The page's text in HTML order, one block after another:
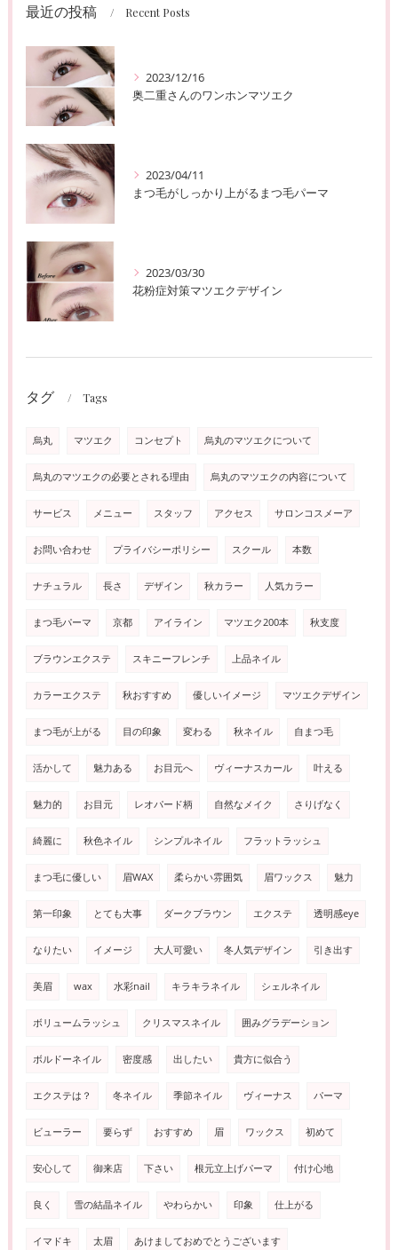
最近の投稿 Recent Posts
2023/12/16
奥二重さんのワンホンマツエク
2023/04/11
まつ毛がしっかり上がるまつ毛パーマ
2023/03/30
花粉症対策マツエクデザイン
タグ Tags
烏丸 マツエク コンセプト 烏丸のマツエクについて
烏丸のマツエクの必要とされる理由 烏丸のマツエクの内容について
サービス メニュー スタッフ アクセス サロンコスメーア
お問い合わせ プライバシーポリシー スクール 本数
ナチュラル 長さ デザイン 秋カラー 人気カラー
まつ毛パーマ 京都 アイライン マツエク200本 秋支度
ブラウンエクステ スキニーフレンチ 上品ネイル
カラーエクステ 秋おすすめ 優しいイメージ マツエクデザイン
まつ毛が上がる 目の印象 変わる 秋ネイル 自まつ毛
活かして 魅力ある お目元へ ヴィーナスカール 叶える
魅力的 お目元 レオパード柄 自然なメイク さりげなく
綺麗に 秋色ネイル シンプルネイル フラットラッシュ
まつ毛に優しい 眉WAX 柔らかい雰囲気 眉ワックス 魅力
第一印象 とても大事 ダークブラウン エクステ 透明感eye
なりたい イメージ 大人可愛い 冬人気デザイン 引き出す
美眉 wax 水彩nail キラキラネイル シェルネイル
ボリュームラッシュ クリスマスネイル 囲みグラデーション
ボルドーネイル 密度感 出したい 貴方に似合う
エクステは？ 冬ネイル 季節ネイル ヴィーナス パーマ
ビューラー 要らず おすすめ 眉 ワックス 初めて
安心して 御来店 下さい 根元立上げパーマ 付け心地
良く 雪の結晶ネイル やわらかい 印象 仕上がる
イマドキ 太眉 あけましておめでとうございます